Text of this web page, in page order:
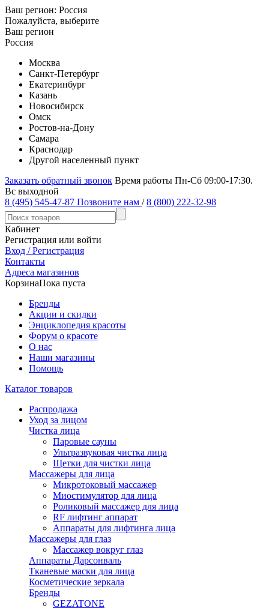
Ваш регион: Россия
Пожалуйста, выберите
Ваш регион
Россия
Москва
Санкт-Петербург
Екатеринбург
Казань
Новосибирск
Омск
Ростов-на-Дону
Самара
Краснодар
Другой населенный пункт
Заказать обратный звонок Время работы Пн-Сб 09:00-17:30.
Вс выходной
8 (495) 545-47-87 Позвоните нам / 8 (800) 222-32-98
Кабинет
Регистрация или войти
Вход / Регистрация
Контакты
Адреса магазинов
КорзинаПока пуста
Бренды
Акции и скидки
Энциклопедия красоты
Форум о красоте
О нас
Наши магазины
Помощь
Каталог товаров
Распродажа
Уход за лицом
Чистка лица
Паровые сауны
Ультразвуковая чистка лица
Щетки для чистки лица
Массажеры для лица
Микротоковый массажер
Миостимулятор для лица
Роликовый массажер для лица
RF лифтинг аппарат
Аппараты для лифтинга лица
Массажеры для глаз
Массажер вокруг глаз
Аппараты Дарсонваль
Тканевые маски для лица
Косметические зеркала
Бренды
GEZATONE